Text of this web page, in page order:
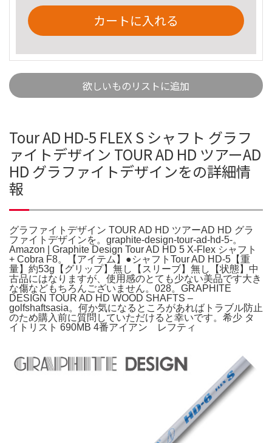
カートに入れる
欲しいものリストに追加
Tour AD HD-5 FLEX S シャフト グラフ
ァイトデザイン TOUR AD HD ツアーAD
HD グラファイトデザインをの詳細情
報
グラファイトデザイン TOUR AD HD ツアーAD HD グラ
ファイトデザインを。graphite-design-tour-ad-hd-5-。
Amazon | Graphite Design Tour AD HD 5 X-Flex シャフト
+ Cobra F8。【アイテム】●シャフトTour AD HD-5【重
量】約53g【グリップ】無し【スリーブ】無し【状態】中
古品にはなりますが、使用感のとても少ない美品です大き
な傷などもちろんございません。028。GRAPHITE
DESIGN TOUR AD HD WOOD SHAFTS –
golfshaftsasia。何か気になるところがあればトラブル防止
のため購入前に質問していただけると幸いです。希少 タ
イトリスト 690MB 4番アイアン レフティ